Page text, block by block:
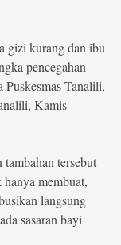
gizi kurang dan ibu
pencegahan
Tanalili,
Kamis
tersebut
membuat,
langsung
sasaran bayi